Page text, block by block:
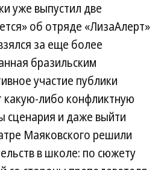
уже выпустил две
об отряде «ЛизаАлерт»
за еще более
бразильским
участие публики
либо конфликтную
сценария и даже выйти
Маяковского решили
в школе: по сюжету